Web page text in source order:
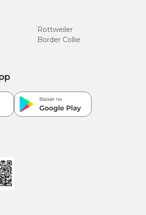
Rottweiler
Border Collie